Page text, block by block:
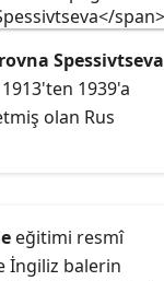
Spessivtseva
1939'a
olan Rus
eğitimi resmî
İngiliz balerin